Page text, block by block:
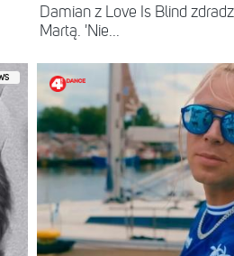
Damian z Love Is Blind
Martą. 'Nie...